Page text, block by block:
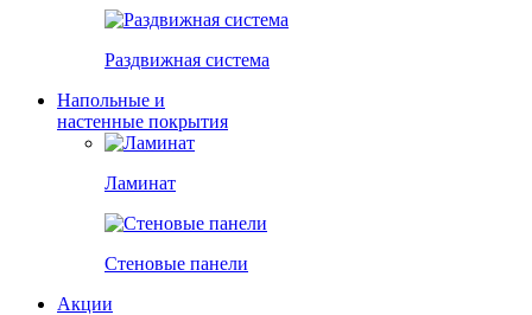
Раздвижная система
Напольные и
настенные покрытия
Ламинат
Стеновые панели
Акции